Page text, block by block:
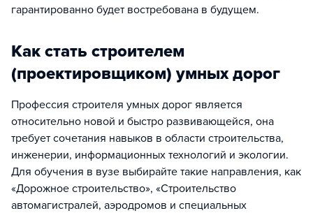
гарантированно будет востребована в будущем.
Как стать строителем
(проектировщиком) умных дорог
Профессия строителя умных дорог является
относительно новой и быстро развивающейся, она
требует сочетания навыков в области строительства,
инженерии, информационных технологий и экологии.
Для обучения в вузе выбирайте такие направления, как
«Дорожное строительство», «Строительство
автомагистралей, аэродромов и специальных